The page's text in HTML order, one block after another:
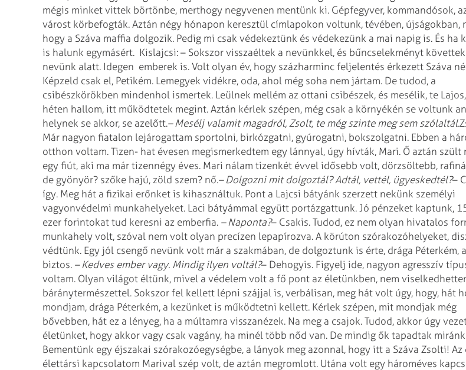
mégis minket vittek börtönbe, merthogy negyvenen mentünk ki. Gépfegyver, kommandósok,
várost körbefogták. Aztán négy hónapon keresztül címlapokon voltunk, tévében, újságokban,
hogy a Száva maffia dolgozik. Pedig mi csak védekeztünk és védekezünk a mai napig is. És ha
is halunk egymásért. Kislajcsi: – Sokszor visszaéltek a nevünkkel, és bűncselekményt
nevünk alatt. Idegen emberek is. Volt olyan év, hogy százharminc feljelentés érkezett Száva
Képzeld csak el, Petikém. Lemegyek vidékre, oda, ahol még soha nem jártam. De tudod, a
csibészkörökben mindenhol ismertek. Leülnek mellém az ottani csibészek, és mesélik, te
héten hallom, itt működtetek megint. Aztán kérlek szépen, még csak a környékén se voltunk
helynek se akkor, se azelőtt.– Mesélj valamit magadról, Zsolt, te még szinte meg sem szólaltál.
Már nagyon fiatalon lejárogattam sportolni, birkózgatni, gyúrogatni, bokszolgatni. Ebben a
otthon voltam. Tizen- hat évesen megismerkedtem egy lánnyal, úgy hívták, Mari. Ő aztán szült
egy fiút, aki ma már tizennégy éves. Mari nálam tizenkét évvel idősebb volt, dörzsöltebb,
de gyönyör? szőke hajú, zöld szem? nő.– Dolgozni mit dolgoztál? Adtál, vettél, ügyeskedtél?–
így. Meg hát a fizikai erőnket is kihasználtuk. Pont a Lajcsi bátyánk szerzett nekünk személyi
vagyonvédelmi munkahelyeket. Laci bátyámmal együtt portázgattunk. Jó pénzeket kaptunk,
ezer forintokat tud keresni az emberfia. – Naponta?– Csakis. Tudod, ez nem olyan hivatalos
munkahely volt, szóval nem volt olyan precízen lepapírozva. A körúton szórakozóhelyeket,
védtünk. Egy jól csengő nevünk volt már a szakmában, de dolgoztunk is érte, drága Péterkém,
biztos. – Kedves ember vagy. Mindig ilyen voltál?– Dehogyis. Figyelj ide, nagyon agresszív
voltam. Olyan világot éltünk, mivel a védelem volt a fő pont az életünkben, nem
báránytermészettel. Sokszor fel kellett lépni szájjal is, verbálisan, meg hát volt úgy, hogy, hát
mondjam, drága Péterkém, a kezünket is működtetni kellett. Kérlek szépen, mit mondjak még
bővebben, hát ez a lényeg, ha a múltamra visszanézek. Na meg a csajok. Tudod, akkor úgy
életünket, hogy akkor vagy csak vagány, ha minél több nőd van. De mindig ők tapadtak
Bementünk egy éjszakai szórakozóegységbe, a lányok meg azonnal, hogy itt a Száva Zsolti! Az
élettársi kapcsolatom Marival szép volt, de aztán megromlott. Utána volt egy hároméves